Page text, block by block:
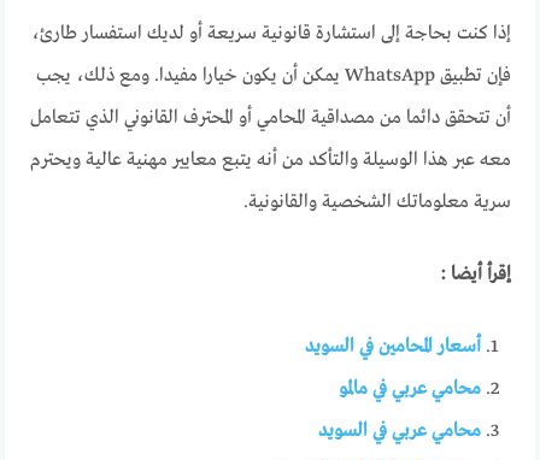
إذا كنت بحاجة إلى استشارة قانونية سريعة أو لديك استفسار طارئ،
فإن تطبيق WhatsApp يمكن أن يكون خيارا مفيدا. ومع ذلك، يجب
أن تتحقق دائما من مصداقية المحامي أو المحترف القانوني الذي تتعامل
معه عبر هذا الوسيلة والتأكد من أنه يتبع معايير مهنية عالية ويحترم
سرية معلوماتك الشخصية والقانونية.
إقرأ أيضا :
أسعار المحامين في السويد
محامي عربي في مالمو
محامي عربي في السويد